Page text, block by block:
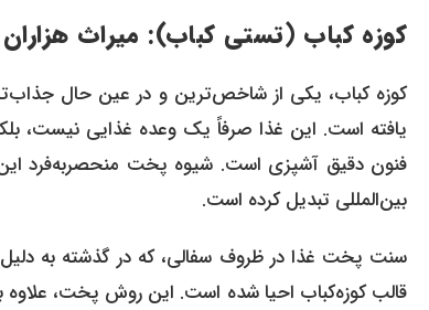
کوزه‌ کباب (تستی کباب): میراث هزاران
کوزه‌ کباب، یکی از شاخص‌ترین و در عین حال
یافته است. این غذا صرفاً یک وعده غذایی نیست،
فنون دقیق آشپزی است. شیوه پخت منحصربه‌فرد
بین‌المللی تبدیل کرده است.
سنت پخت غذا در ظروف سفالی، که در گذشته به
قالب کوزه‌کباب احیا شده است. این روش پخت،